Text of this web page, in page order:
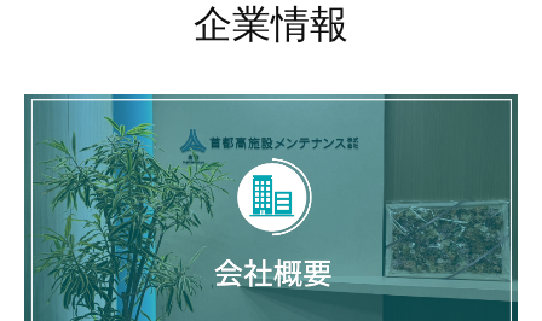
事業内容
首都高速道路事業
社会インフラサポート事業(民間・公共工事)
技術開発
企業情報